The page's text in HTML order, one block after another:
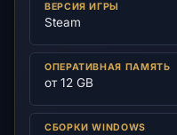
ВЕРСИЯ ИГРЫ
Steam
ОПЕРАТИВНАЯ ПАМЯТЬ
от 12 GB
СБОРКИ WINDOWS